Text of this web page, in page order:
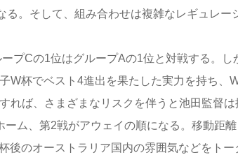
。そして、組み合わせは複雑なレギュレー
プCの1位はグループAの1位と対戦する。し
W杯でベスト4進出を果たした実力を持ち、
ば、さまざまなリスクを伴うと池田監督は
ム、第2戦がアウェイの順になる。移動距離
のオーストラリア国内の雰囲気などをトー